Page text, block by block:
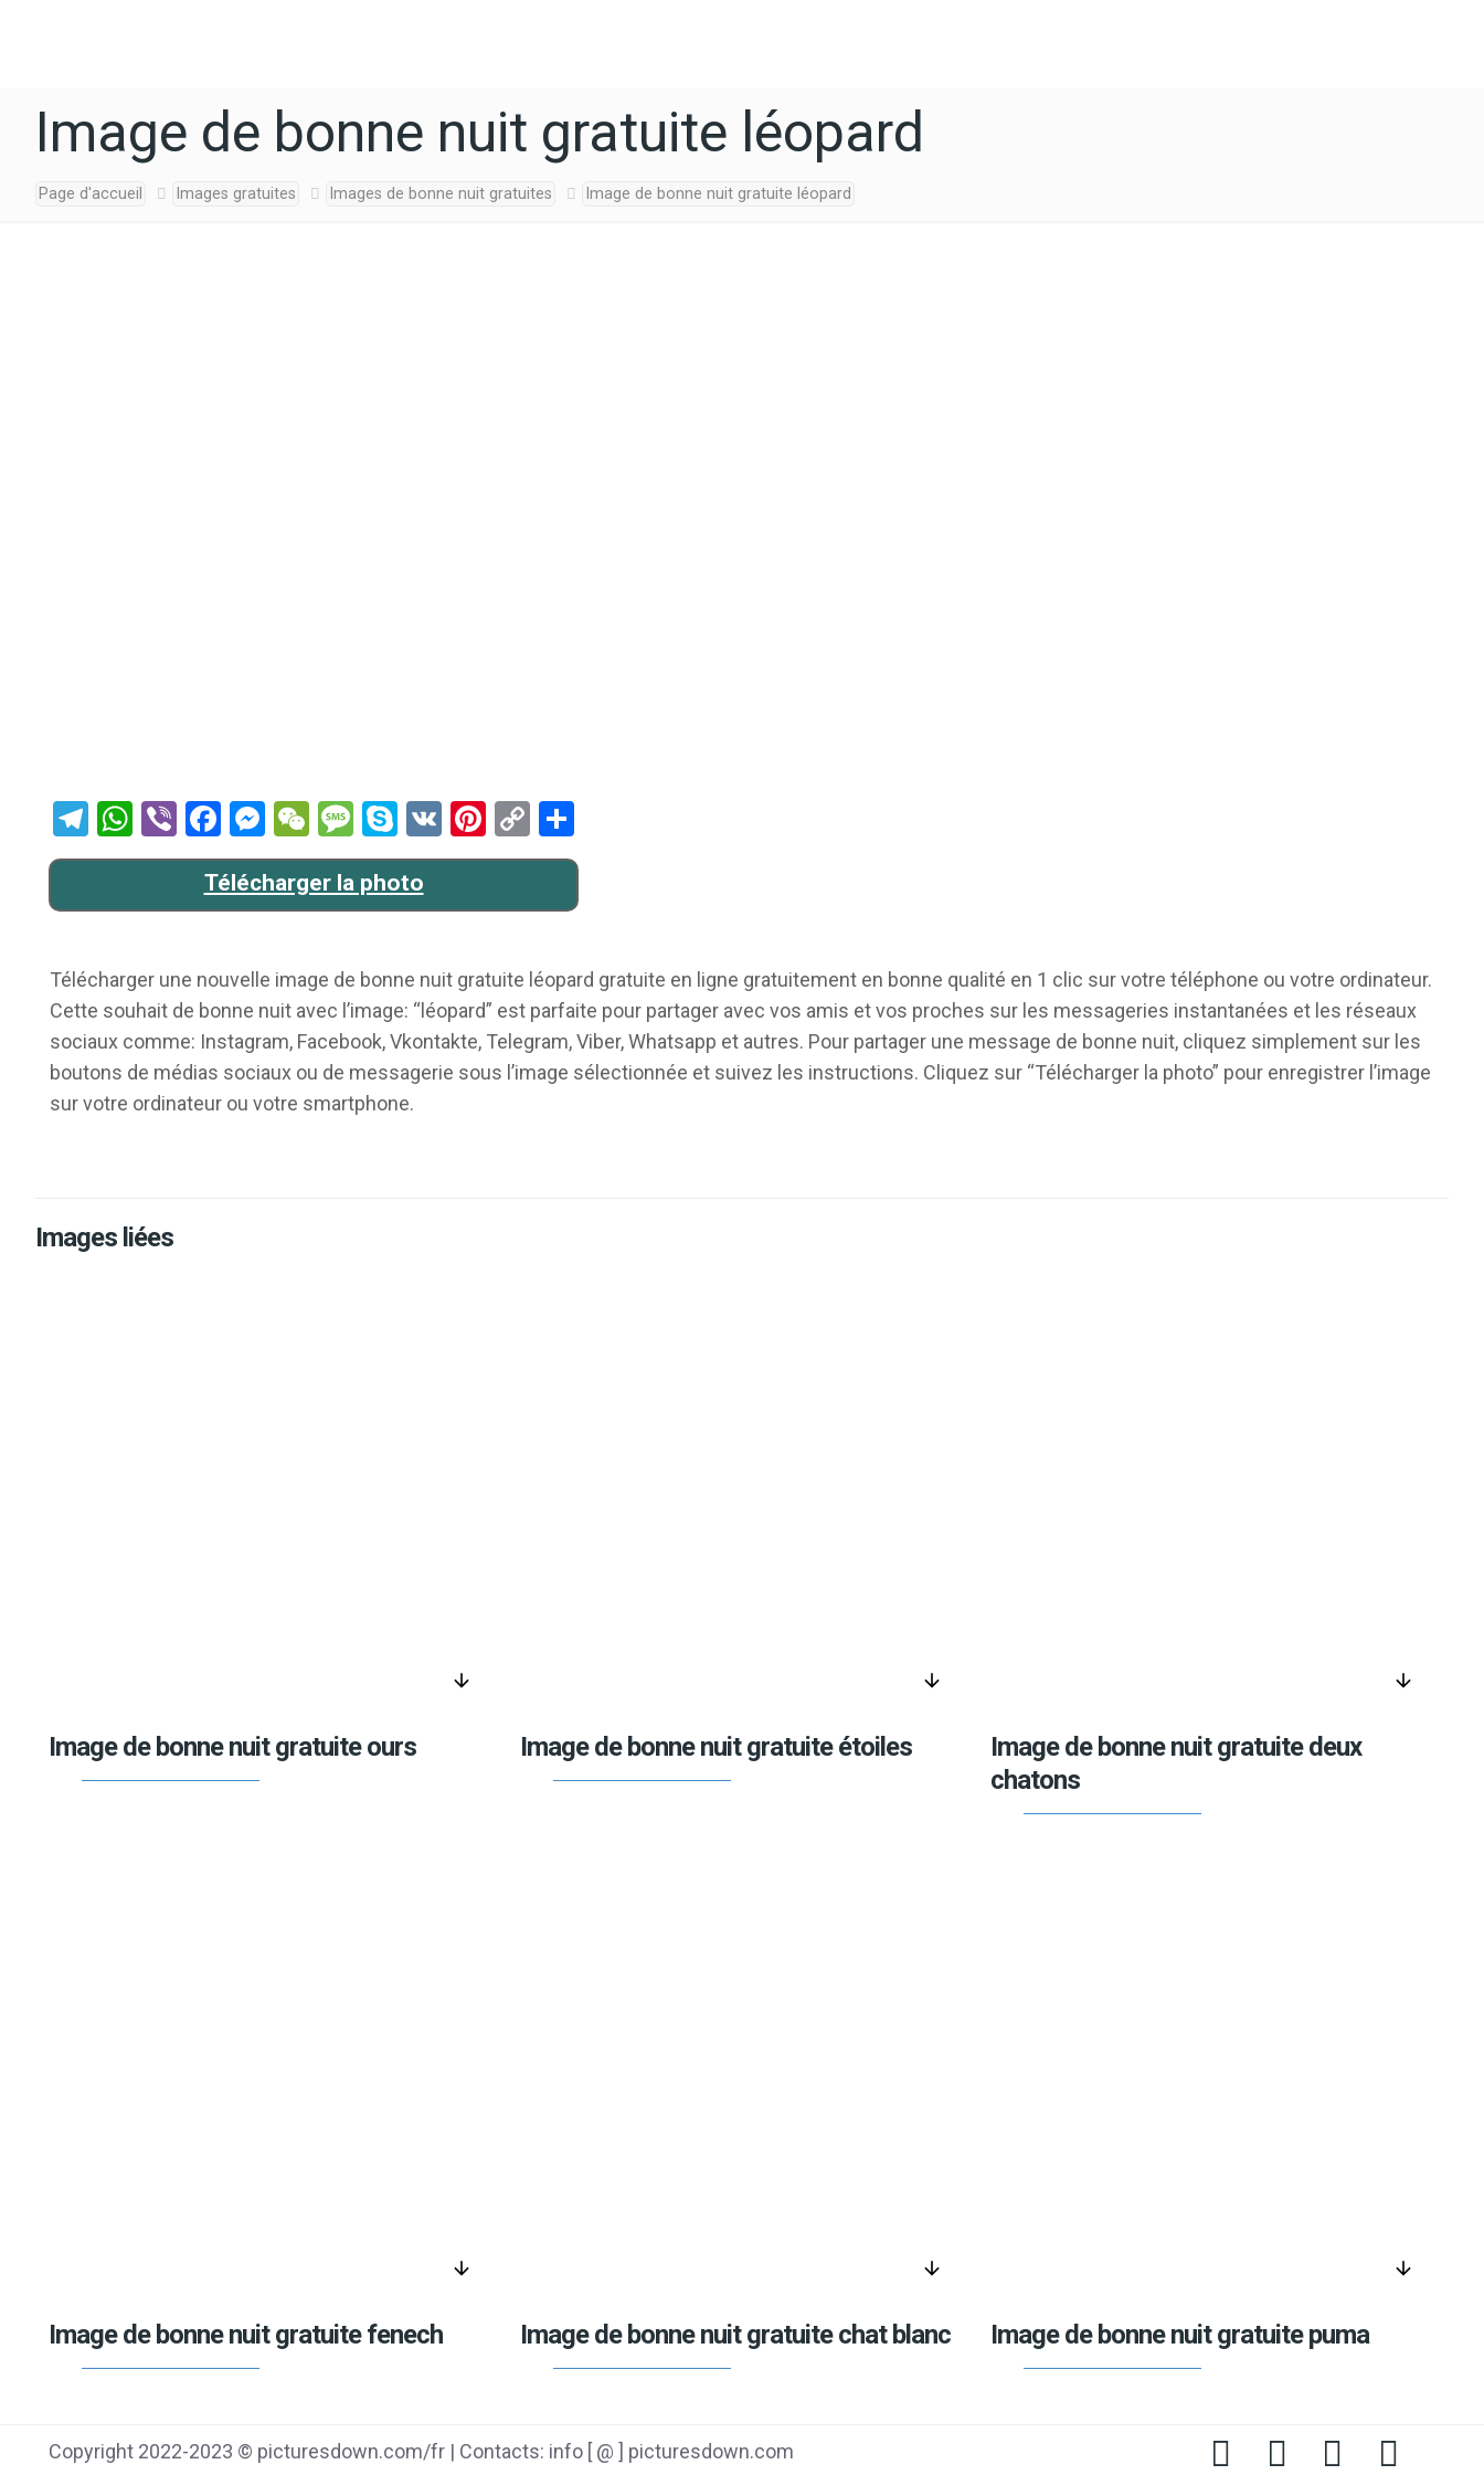
Image de bonne nuit gratuite léopard
Page d'accueil Images gratuites Images de bonne nuit gratuites Image de bonne nuit gratuite léopard
Telegram
WhatsApp
ViberFacebook
Messenger
WeChat
Message
Skype
VK Pinterest
Copy
Link
Télécharger la photo
Télécharger une nouvelle image de bonne nuit gratuite léopard gratuite en ligne gratuitement en bonne qualité en 1 clic sur votre téléphone ou votre ordinateur.
Cette souhait de bonne nuit avec l’image: “léopard” est parfaite pour partager avec vos amis et vos proches sur les messageries instantanées et les réseaux
sociaux comme: Instagram, Facebook, Vkontakte, Telegram, Viber, Whatsapp et autres. Pour partager une message de bonne nuit, cliquez simplement sur les
boutons de médias sociaux ou de messagerie sous l’image sélectionnée et suivez les instructions. Cliquez sur “Télécharger la photo” pour enregistrer l’image
sur votre ordinateur ou votre smartphone.
Images liées
arrow_downward
Image de bonne nuit gratuite ours
arrow_downward
Image de bonne nuit gratuite étoiles
arrow_downward
Image de bonne nuit gratuite deux
chatons
arrow_downward
Image de bonne nuit gratuite fenech
arrow_downward
Image de bonne nuit gratuite chat blanc
arrow_downward
Image de bonne nuit gratuite puma
Copyright 2022-2023 © picturesdown.com/fr | Contacts: info [ @ ] picturesdown.com